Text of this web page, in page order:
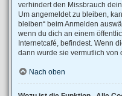
verhindert den Missbrauch
Um angemeldet zu bleiben,
bleiben“ beim Anmelden
wenn du dich an einem
Internetcafé, befindest. Wenn
dann wurde sie vermutlich von
Nach oben